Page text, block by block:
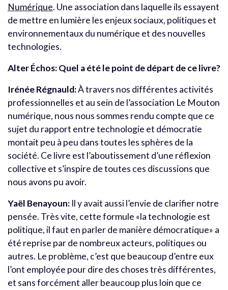
Numérique. Une association dans laquelle ils essayent
de mettre en lumière les enjeux sociaux, politiques et
environnementaux du numérique et des nouvelles
technologies.
Alter Échos: Quel a été le point de départ de ce livre?
Irénée Régnauld:À travers nos différentes activités
professionnelles et au sein de l’association Le Mouton
numérique, nous nous sommes rendu compte que ce
sujet du rapport entre technologie et démocratie
montait peu à peu dans toutes les sphères de la
société. Ce livre est l’aboutissement d’une réflexion
collective et s’inspire de toutes ces discussions que
nous avons pu avoir.
Yaël Benayoun: Il y avait aussi l’envie de clarifier notre
pensée. Très vite, cette formule «la technologie est
politique, il faut en parler de manière démocratique» a
été reprise par de nombreux acteurs, politiques ou
autres. Le problème, c’est que beaucoup d’entre eux
l’ont employée pour dire des choses très différentes,
et sans forcément aller beaucoup plus loin que ce